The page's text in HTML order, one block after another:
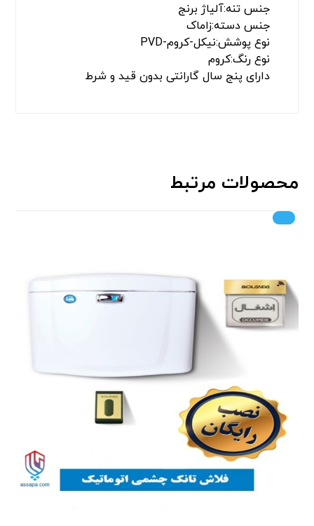
جنس تنه:آلیاژ برنج
جنس دسته:زاماک
نوع پوشش:نیکل-کروم-PVD
نوع رنگ:کروم
دارای پنج سال گارانتی بدون قید و شرط
محصولات مرتبط